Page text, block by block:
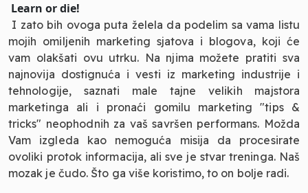
Learn or die!
I zato bih ovoga puta želela da podelim sa vama listu
mojih omiljenih marketing sjatova i blogova, koji će
vam olakšati ovu utrku. Na njima možete pratiti sva
najnovija dostignuća i vesti iz marketing industrije i
tehnologije, saznati male tajne velikih majstora
marketinga ali i pronaći gomilu marketing "tips &
tricks" neophodnih za vaš savršen performans. Možda
Vam izgleda kao nemoguća misija da procesirate
ovoliki protok informacija, ali sve je stvar treninga. Naš
mozak je čudo. Što ga više koristimo, to on bolje radi.